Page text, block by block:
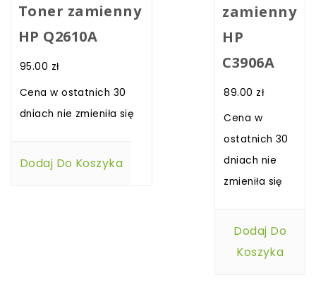
Toner zamienny
HP Q2610A
95.00 zł
Cena w ostatnich 30
dniach nie zmieniła się
Dodaj Do Koszyka
zamienny
HP
C3906A
89.00 zł
Cena w
ostatnich 30
dniach nie
zmieniła się
Dodaj Do
Koszyka